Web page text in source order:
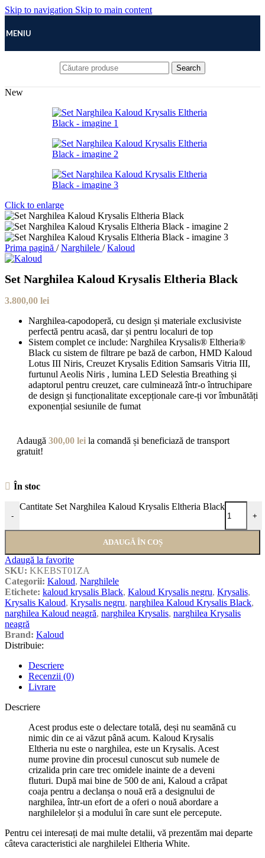
Skip to navigation Skip to main content
MENIU
Search
New
Click to enlarge
Prima pagină / Narghilele / Kaloud
Set Narghilea Kaloud Krysalis Eltheria Black
3.800,00 lei
Narghilea-capodoperă, cu design și materiale exclusiviste
perfectă pentru acasă, dar și pentru localuri de top
Sistem complet ce include: Narghilea Krysalis® Eltheria®
Black cu sistem de filtrare pe bază de carbon, HMD Kaloud
Lotus III Niris, Creuzet Krysalis Edition Samsaris Vitria III,
furtunul Aeolis Niris , lumina LED Selestia Breathing și
adaptorul pentru creuzet, care culminează într-o întruchipare
de design și funcționalitate excepționale care-ți vor îmbunătăți
exponențial sesiunile de fumat
Adaugă 300,00 lei la comandă și beneficiază de transport
gratuit!
În stoc
-
Cantitate Set Narghilea Kaloud Krysalis Eltheria Black
+
ADAUGĂ ÎN COȘ
Adaugă la favorite
SKU: KKEBST01ZA
Categorii: Kaloud, Narghilele
Etichete: kaloud krysalis Black, Kaloud Krysalis negru, Krysalis,
Krysalis Kaloud, Krysalis negru, narghilea Kaloud Krysalis Black,
narghilea Kaloud neagră, narghilea Krysalis, narghilea Krysalis
neagră
Brand: Kaloud
Distribuie:
Descriere
Recenzii (0)
Livrare
Descriere
Acest produs este o delectare totală, deși nu seamănă cu
nimic din ce ai văzut până acum. Kaloud Krysalis
Eltheria nu este o narghilea, este un Krysalis. Acest
nume provine din procesul cunoscut sub numele de
crizalida prin care trec omidele inainte de a deveni
fluturi. După mai bine de 500 de ani, Kaloud a crăpat
coaja pentru a declanșa o nouă eră a designului de
narghilea, într-un efort de a oferi o nouă abordare a
narghilelelor și a modului în care sunt ele percepute.
Pentru cei interesați de mai multe detalii, vă prezentăm mai departe
câteva caracteristici ale narghilelei Eltheria White.